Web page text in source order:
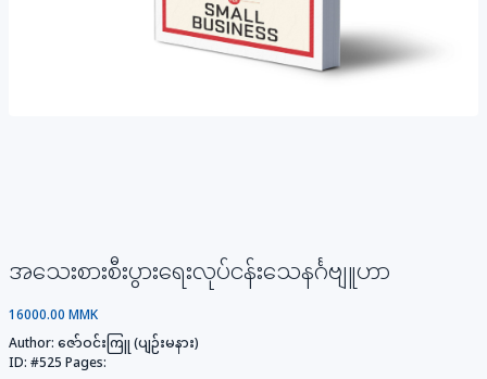
အသေးစားစီးပွားရေးလုပ်ငန်းသေနင်္ဂဗျူဟာ
16000.00 MMK
Author: ဇော်ဝင်းကြူ (ပျဉ်းမနား)
ID: #525 Pages: